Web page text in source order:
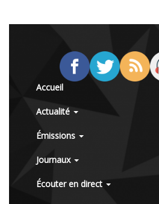
Accueil
Actualité
Émissions
Journaux
Écouter en direct